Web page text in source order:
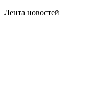
Лента новостей